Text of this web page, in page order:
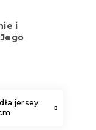
i
Jego
jersey